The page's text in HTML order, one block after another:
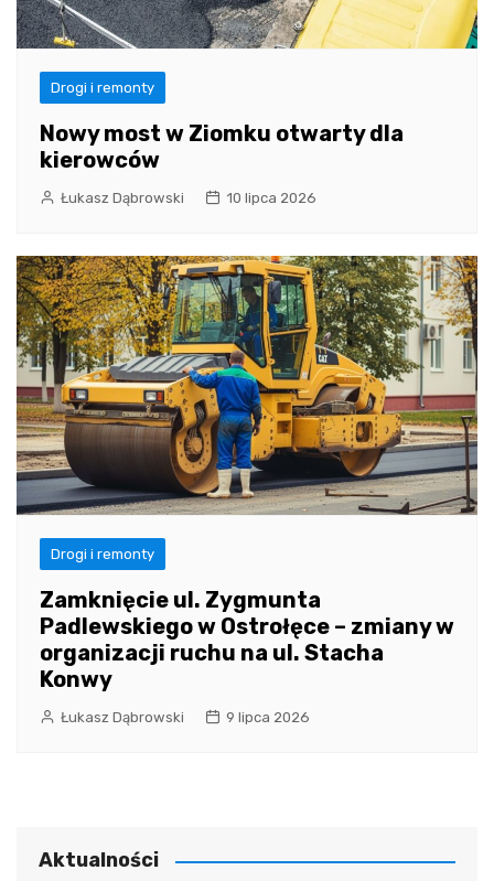
Drogi i remonty
Nowy most w Ziomku otwarty dla
kierowców
Łukasz Dąbrowski 10 lipca 2026
Drogi i remonty
Zamknięcie ul. Zygmunta
Padlewskiego w Ostrołęce – zmiany w
organizacji ruchu na ul. Stacha
Konwy
Łukasz Dąbrowski 9 lipca 2026
Aktualności